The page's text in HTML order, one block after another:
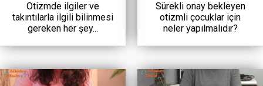
Otizmde ilgiler ve
takıntılarla ilgili bilinmesi
gereken her şey...
Sürekli onay bekleyen
otizmli çocuklar için
neler yapılmalıdır?